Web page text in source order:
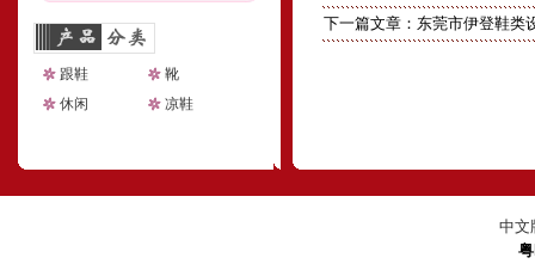
跟鞋
靴
休闲
凉鞋
下一篇文章： 东莞市伊登鞋类
中文